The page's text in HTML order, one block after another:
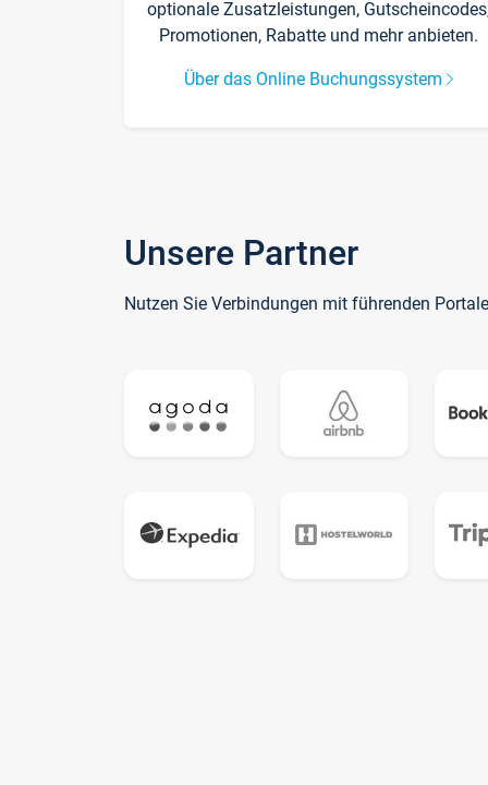
optionale Zusatzleistungen,
Promotionen, Rabatte und mehr anbieten.
Über das Online Buchungssystem
Unsere Partner
Nutzen Sie Verbindungen mit führenden